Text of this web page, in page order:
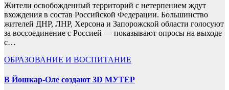
Жители освобожденный территорий с нетерпением ждут
вхождения в состав Российской Федерации. Большинство
жителей ДНР, ЛНР, Херсона и Запорожской области голосуют
за воссоединение с Россией — показывают опросы на выходе
с…
ОБРАЗОВАНИЕ И ВОСПИТАНИЕ
В Йошкар-Оле создают 3D МУТЕР